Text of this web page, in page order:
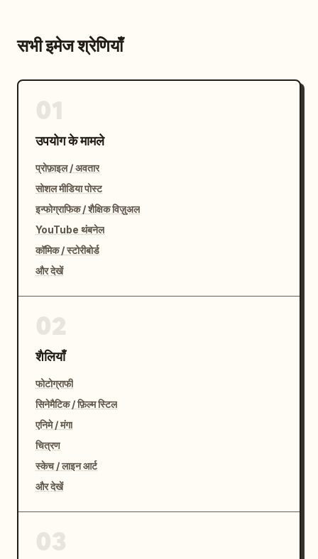
सभी इमेज श्रेणियाँ
उपयोग के मामले
प्रोफ़ाइल / अवतार
सोशल मीडिया पोस्ट
इन्फोग्राफिक / शैक्षिक विज़ुअल
YouTube थंबनेल
कॉमिक / स्टोरीबोर्ड
और देखें
शैलियाँ
फोटोग्राफी
सिनेमैटिक / फ़िल्म स्टिल
एनिमे / मंगा
चित्रण
स्केच / लाइन आर्ट
और देखें